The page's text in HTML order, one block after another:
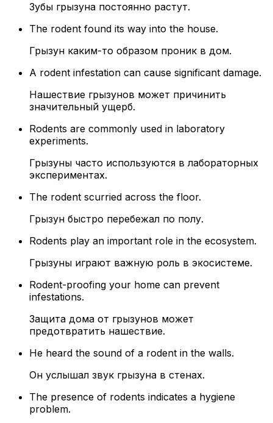
Зубы грызуна постоянно растут.
The rodent found its way into the house.
Грызун каким-то образом проник в дом.
A rodent infestation can cause significant damage.
Нашествие грызунов может причинить
значительный ущерб.
Rodents are commonly used in laboratory
experiments.
Грызуны часто используются в лабораторных
экспериментах.
The rodent scurried across the floor.
Грызун быстро перебежал по полу.
Rodents play an important role in the ecosystem.
Грызуны играют важную роль в экосистеме.
Rodent-proofing your home can prevent
infestations.
Защита дома от грызунов может
предотвратить нашествие.
He heard the sound of a rodent in the walls.
Он услышал звук грызуна в стенах.
The presence of rodents indicates a hygiene
problem.